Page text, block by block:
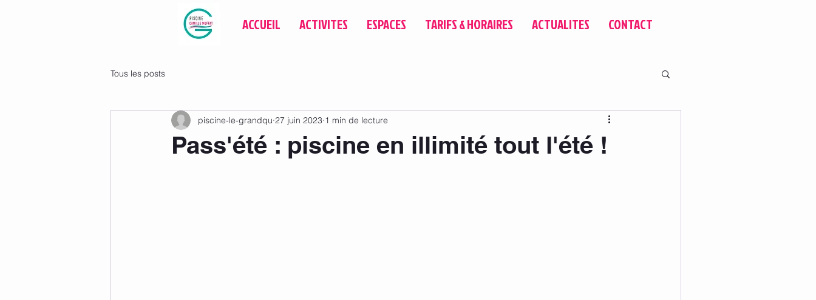
ACCUEIL ACTIVITES ESPACES TARIFS & HORAIRES ACTUALITES CONTACT
Tous les posts
Pass'été : piscine en illimité tout l'été !
piscine-le-grandqu 27 juin 2023 1 min de lecture